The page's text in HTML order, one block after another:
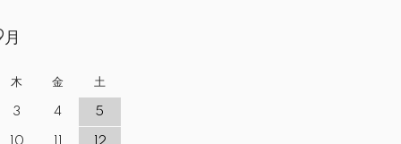
木 金 土
3 4 5
10 12